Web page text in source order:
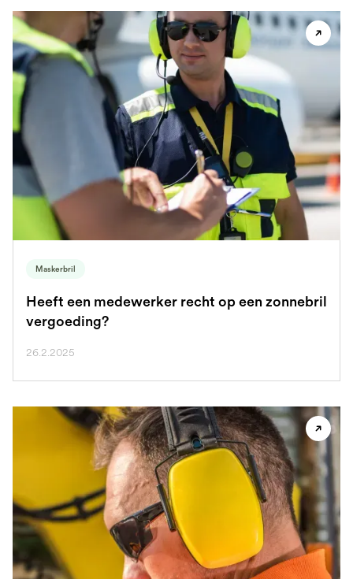
Maskerbril
Heeft een medewerker recht op een zonnebril
vergoeding?
26.2.2025